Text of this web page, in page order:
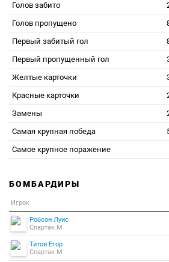
Голов забито
Голов пропущено
Первый забитый гол
Первый пропущенный гол
Желтые карточки
Красные карточки
Замены
Самая крупная победа
Самое крупное поражение
БОМБАРДИРЫ
Игрок
Робсон Луис
Спартак М
Титов Егор
Спартак М